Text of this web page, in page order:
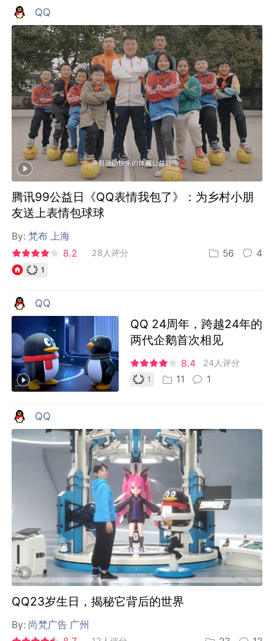
QQ
腾讯99公益日《QQ表情我包了》：为乡村小朋
友送上表情包球球
By:梵布 上海
8.2
28人评分 56 4
1
QQ
QQ 24周年，跨越24年的
两代企鹅首次相见
8.4 24人评分
1 11 1
QQ
QQ23岁生日，揭秘它背后的世界
By: 尚梵广告 广州